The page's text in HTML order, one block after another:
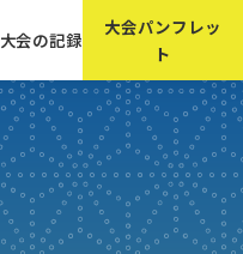
大会の記録
大会パンフレッ
ト